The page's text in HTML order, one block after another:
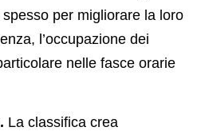
per migliorare la loro
l’occupazione dei
nelle fasce orarie
La classifica crea